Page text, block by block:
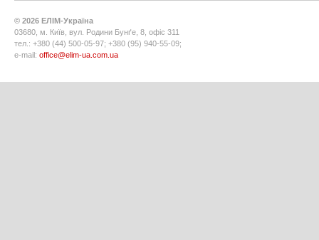
© 2026 ЕЛІМ-Україна
03680, м. Київ, вул. Родини Бунґе, 8, офіс 311
тел.: +380 (44) 500-05-97; +380 (95) 940-55-09;
e-mail: office@elim-ua.com.ua